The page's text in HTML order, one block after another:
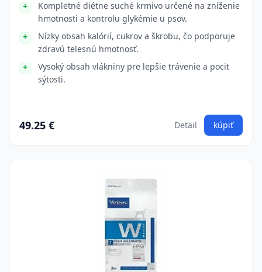
Kompletné diétne suché krmivo určené na zníženie
hmotnosti a kontrolu glykémie u psov.
Nízky obsah kalórií, cukrov a škrobu, čo podporuje
zdravú telesnú hmotnosť.
Vysoký obsah vlákniny pre lepšie trávenie a pocit
sýtosti.
49.25 € Detail kúpiť